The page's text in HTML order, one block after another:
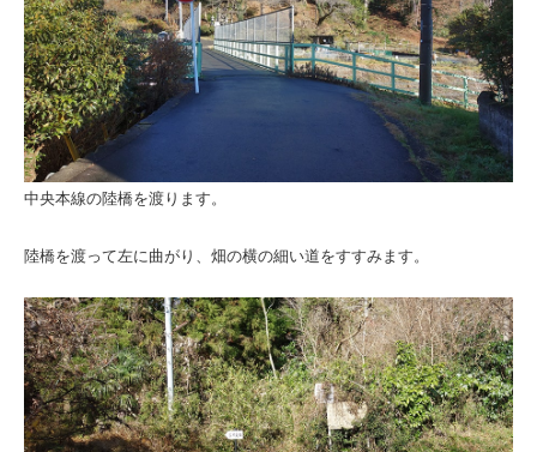
中央本線の陸橋を渡ります。
陸橋を渡って左に曲がり、畑の横の細い道をすすみます。